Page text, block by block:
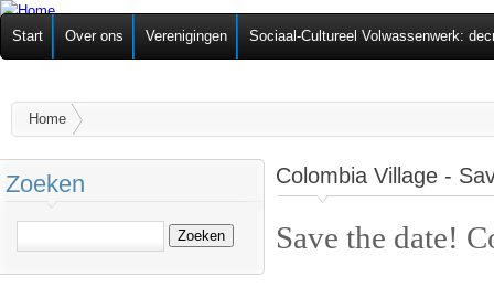
Federatie van
Zelforganisaties
Start Over ons Verenigingen Sociaal-Cultureel Volwassenwerk:
U bent hier
Home
Colombia Village -
Save the date!
Zoeken